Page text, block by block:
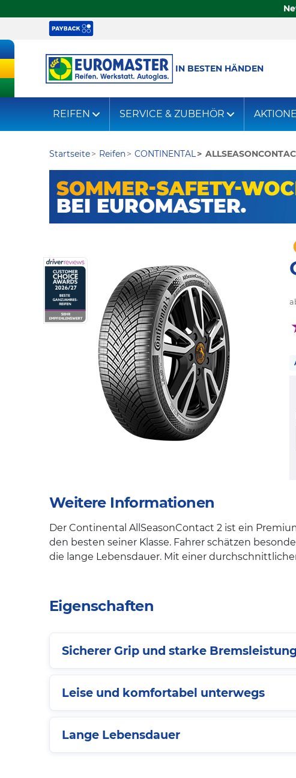
IN BESTEN HÄNDEN
REIFEN SERVICE & ZUBEHÖR
Startseite Reifen CONTINENTAL
Weitere Informationen
Der Continental AllSeasonContact 2 ist ein
den besten seiner Klasse. Fahrer schätzen
die lange Lebensdauer. Mit einer
Eigenschaften
Sicherer Grip und starke
Leise und komfortabel unterwegs
Lange Lebensdauer